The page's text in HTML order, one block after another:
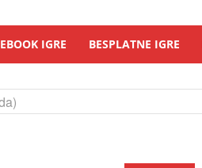
IGRE BESPLATNE IGRE